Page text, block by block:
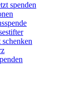
spenden
schenken